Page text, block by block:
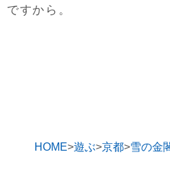
ですから。
HOME 遊ぶ 京都 雪の金